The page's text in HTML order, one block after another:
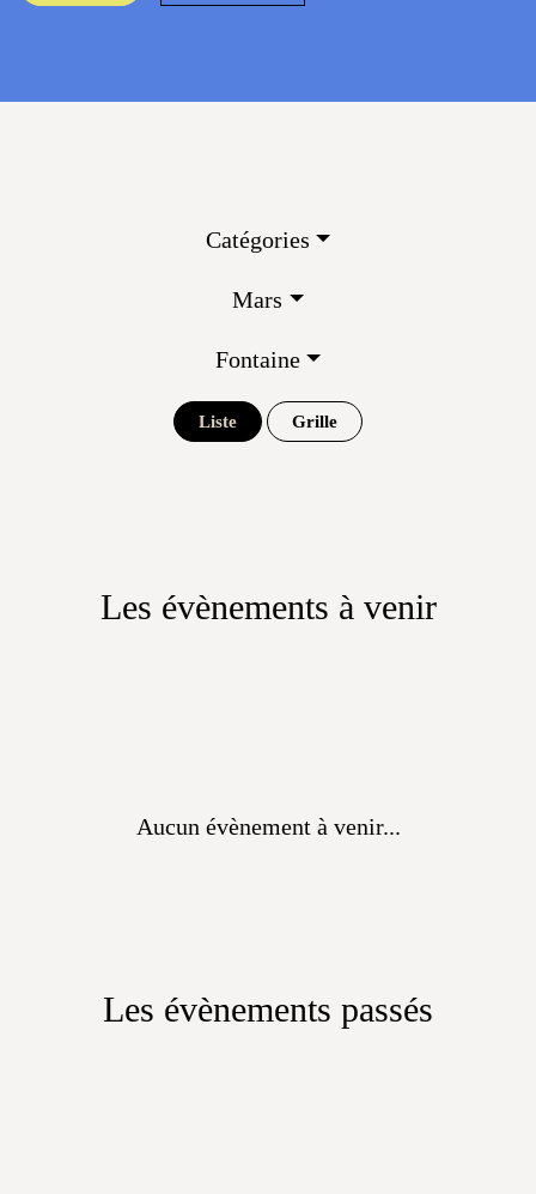
Catégories
Mars
Fontaine
Liste Grille
Les évènements à venir
Aucun évènement à venir...
Les évènements passés